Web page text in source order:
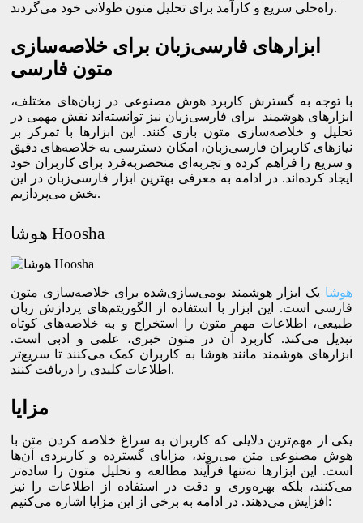
راه‌حلی سریع و کارآمد برای تحلیل متون طولانی خود می‌گردند.
ابزارهای فارسی‌زبان برای خلاصه‌سازی
متون فارسی
با توجه به گسترش کاربرد هوش مصنوعی در زبان‌های مختلف،
ابزارهای هوشمند برای فارسی‌زبان نیز توانسته‌اند نقش مهمی در
تحلیل و خلاصه‌سازی متون بازی کنند. این ابزارها با تمرکز بر
نیازهای کاربران فارسی‌زبان، امکان دسترسی به خلاصه‌های دقیق
و سریع را فراهم کرده و تجربه‌ای منحصربه‌فرد برای کاربران خود
ایجاد کرده‌اند. در ادامه به معرفی بهترین ابزار فارسی‌زبان در این
بخش می‌پردازیم.
هوشا Hoosha
هوشا یک ابزار هوشمند بومی‌سازی‌شده برای خلاصه‌سازی متون
فارسی است. این ابزار با استفاده از الگوریتم‌های پردازش زبان
طبیعی، اطلاعات مهم متون را استخراج و به خلاصه‌های کوتاه
تبدیل می‌کند. کاربرد آن در متون خبری، علمی و ادبی است.
ابزارهای هوشمند مانند هوشا به کاربران کمک می‌کنند تا سریع‌تر
اطلاعات کلیدی را دریافت کنند.
مزایا
یکی از مهم‌ترین دلایلی که کاربران به سراغ خلاصه‌ کردن متن با
هوش مصنوعی متن می‌روند، مزایای گسترده و کاربردی آن‌ها
است. این ابزارها نه‌تنها فرآیند مطالعه و تحلیل متون را ساده‌تر
می‌کنند، بلکه بهره‌وری و دقت در استفاده از اطلاعات را نیز
افزایش می‌دهند. در ادامه به برخی از این مزایا اشاره می‌کنیم: